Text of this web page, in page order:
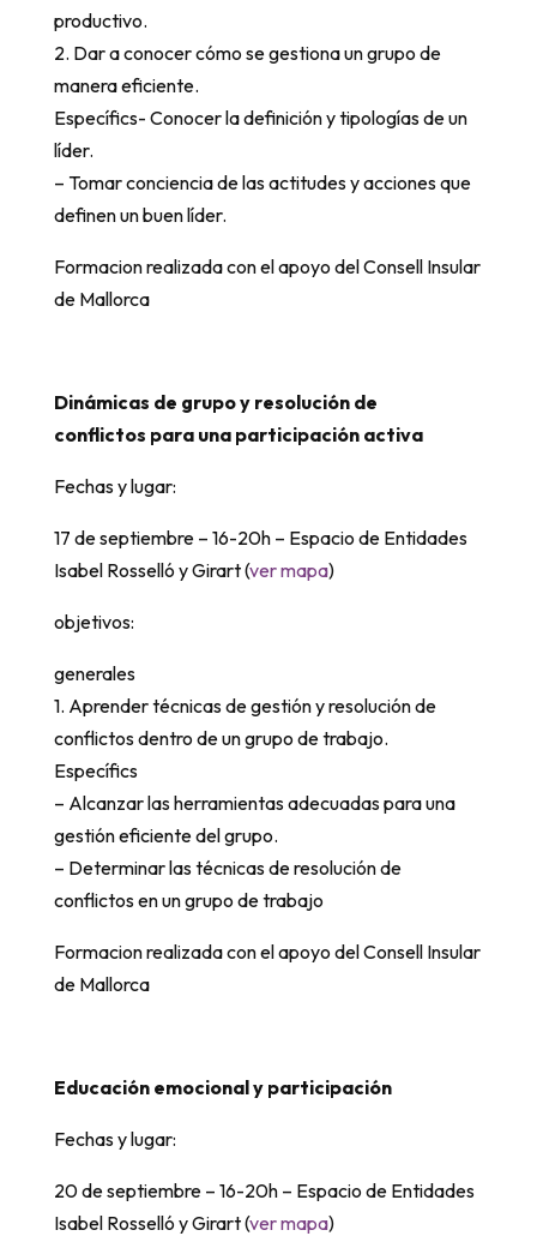
productivo.
2. Dar a conocer cómo se gestiona un grupo de
manera eficiente.
Específics- Conocer la definición y tipologías de un
líder.
– Tomar conciencia de las actitudes y acciones que
definen un buen líder.
Formacion realizada con el apoyo del Consell Insular
de Mallorca
Dinámicas de grupo y resolución de
conflictos para una participación activa
Fechas y lugar:
17 de septiembre – 16-20h – Espacio de Entidades
Isabel Rosselló y Girart (ver mapa)
objetivos:
generales
1. Aprender técnicas de gestión y resolución de
conflictos dentro de un grupo de trabajo.
Específics
– Alcanzar las herramientas adecuadas para una
gestión eficiente del grupo.
– Determinar las técnicas de resolución de
conflictos en un grupo de trabajo
Formacion realizada con el apoyo del Consell Insular
de Mallorca
Educación emocional y participación
Fechas y lugar:
20 de septiembre – 16-20h – Espacio de Entidades
Isabel Rosselló y Girart (ver mapa)